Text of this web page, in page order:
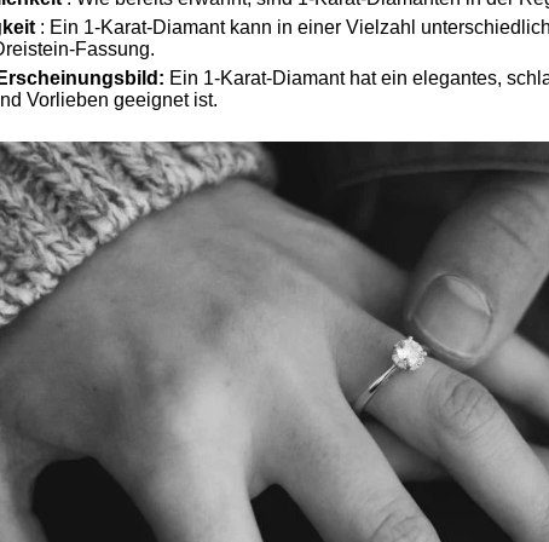
: Ein 1-Karat-Diamant kann in einer Vielzahl
Fassung.
Ein 1-Karat-Diamant hat ein elegantes,
Vorlieben geeignet ist.